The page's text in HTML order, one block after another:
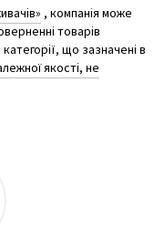
, компанія може
товарів
що зазначені в
якості, не